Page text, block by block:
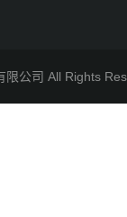
限公司 All Rights